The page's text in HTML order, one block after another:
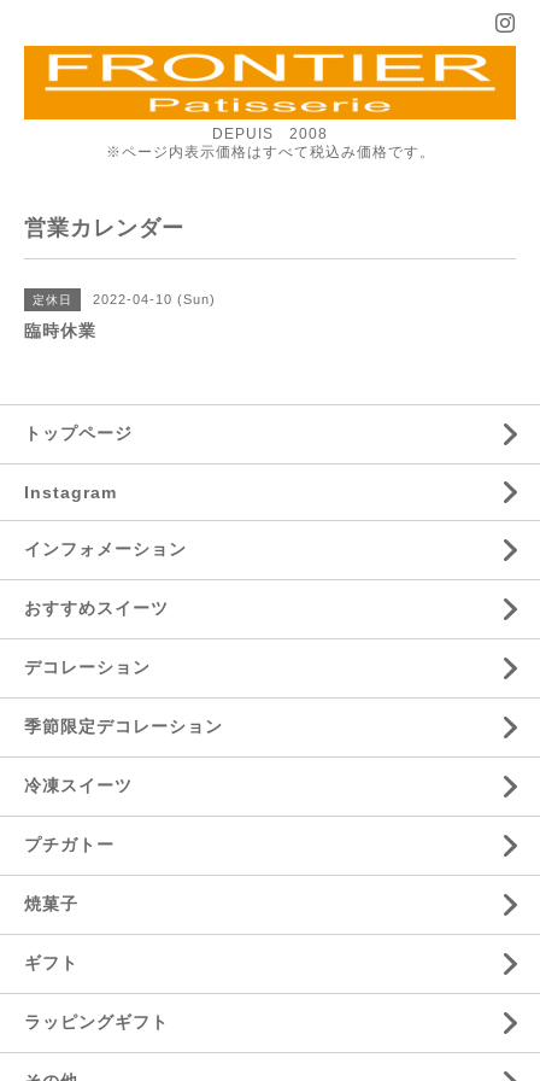
DEPUIS 2008
※ページ内表示価格はすべて税込み価格です。
営業カレンダー
定休日 2022-04-10 (Sun)
臨時休業
トップページ
Instagram
インフォメーション
おすすめスイーツ
デコレーション
季節限定デコレーション
冷凍スイーツ
プチガトー
焼菓子
ギフト
ラッピングギフト